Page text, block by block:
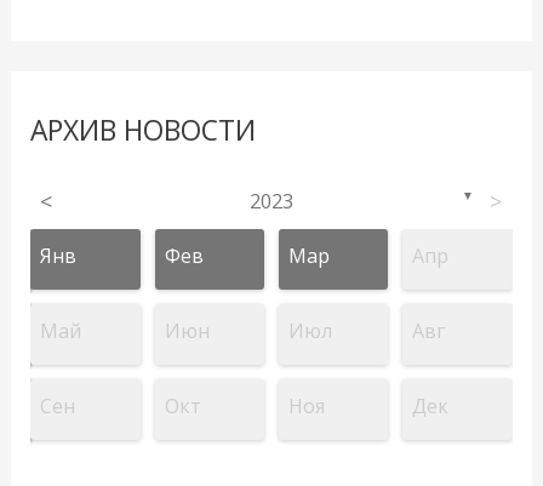
АРХИВ НОВОСТИ
< 2023 ▼ >
Янв Фев Мар Апр
Май Июн Июл Авг
Сен Окт Ноя Дек